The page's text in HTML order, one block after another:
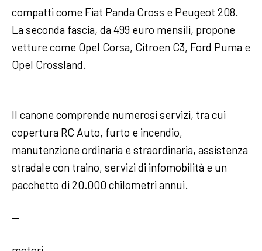
compatti come Fiat Panda Cross e Peugeot 208.
La seconda fascia, da 499 euro mensili, propone
vetture come Opel Corsa, Citroen C3, Ford Puma e
Opel Crossland.
Il canone comprende numerosi servizi, tra cui
copertura RC Auto, furto e incendio,
manutenzione ordinaria e straordinaria, assistenza
stradale con traino, servizi di infomobilità e un
pacchetto di 20.000 chilometri annui.
—